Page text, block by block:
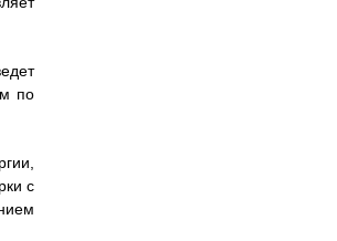
по
с